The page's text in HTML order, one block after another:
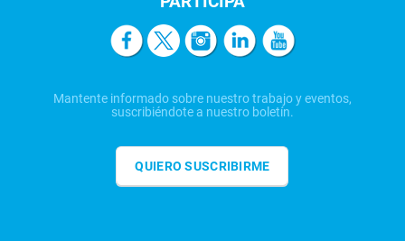
Mantente informado sobre nuestro trabajo y eventos,
suscribiéndote a nuestro boletín.
QUIERO SUSCRIBIRME